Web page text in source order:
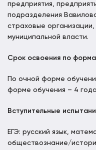
предприятия,
подразделения
страховые организации,
муниципальной власти.
Срок освоения по
По очной форме
форме обучения – 4
Вступительные
ЕГЭ: русский язык,
обществознание/